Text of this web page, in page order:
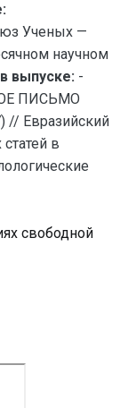
Ученых —
научном
выпуске: -
ПИСЬМО
Евразийский
в
свободной